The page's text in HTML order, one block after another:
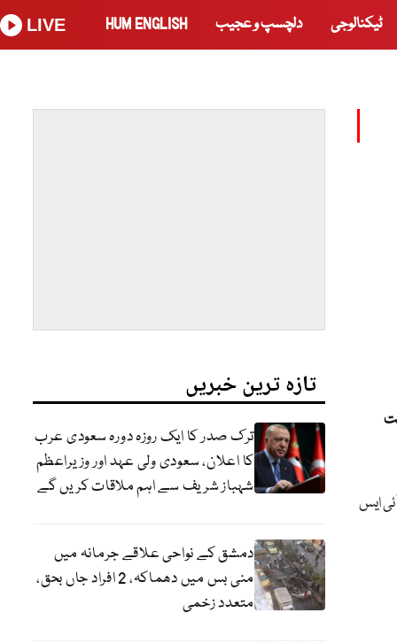
ٹیکنالوجی دلچسپ و عجیب HUM ENGLISH
LIVE
ایس
تازہ ترین خبریں
ترک صدر کا ایک روزہ دورہ سعودی عرب
کا اعلان، سعودی ولی عہد اور وزیراعظم
شہباز شریف سے اہم ملاقات کریں گے
دمشق کے نواحی علاقے جرمانہ میں
منی بس میں دھماکہ، 2 افراد جاں بحق،
متعدد زخمی